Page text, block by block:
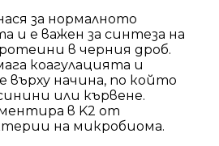
за нормалното
и е важен за синтеза на
в черния дроб.
коагулацията и
върху начина, по който
или кървене.
в K2 от
на микробиома.